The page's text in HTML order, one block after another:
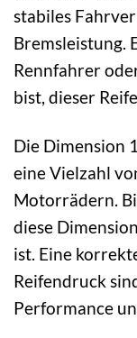
stabiles
Bremsleistung.
Rennfahrer
bist, dieser
Die Dimension
eine Vielzahl
Motorrädern.
diese
ist. Eine
Reifendruck
Performance